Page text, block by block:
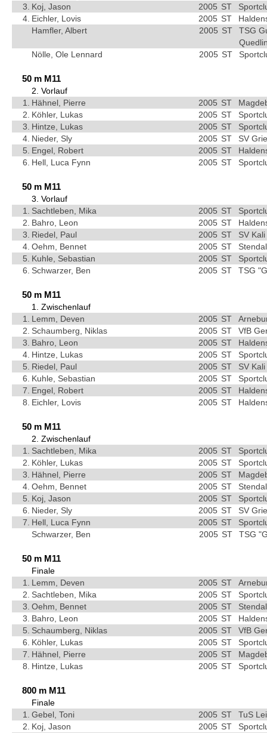
3. Koj, Jason 2005 ST
4. Eichler, Lovis 2005 ST
Hamfler, Albert
2005 ST
TSG
Nölle, Ole Lennard
2005 ST
50 m M11
2. Vorlauf
1.
Hähnel, Pierre 2005 ST
2. Köhler, Lukas 2005 ST
3. Hintze, Lukas 2005 ST
4. Nieder, Sly 2005 ST
SV
5. Engel, Robert 2005 ST
6. Hell, Luca Fynn 2005 ST
50 m M11
3. Vorlauf
1.
Sachtleben, Mika 2005 ST
2. Bahro, Leon 2005 ST
3. Riedel, Paul 2005 ST
SV
4. Oehm, Bennet 2005 ST
5. Kuhle, Sebastian 2005 ST
6. Schwarzer, Ben 2005 ST TSG
50 m M11
1. Zwischenlauf
1.
Lemm, Deven 2005 ST
2. Schaumberg, Niklas 2005 ST
VfB
3. Bahro, Leon 2005 ST
4. Hintze, Lukas 2005 ST
5. Riedel, Paul 2005 ST
SV
6. Kuhle, Sebastian 2005 ST
7. Engel, Robert 2005 ST
8. Eichler, Lovis 2005 ST
50 m M11
2. Zwischenlauf
1.
Sachtleben, Mika 2005 ST
2. Köhler, Lukas 2005 ST
3. Hähnel, Pierre 2005 ST
4. Oehm, Bennet 2005 ST
5. Koj, Jason 2005 ST
6. Nieder, Sly 2005 ST
SV
7. Hell, Luca Fynn 2005 ST
Schwarzer, Ben
2005 ST TSG
50 m M11
Finale
1.
Lemm, Deven 2005 ST
2. Sachtleben, Mika 2005 ST
3. Oehm, Bennet 2005 ST
3. Bahro, Leon 2005 ST
5. Schaumberg, Niklas 2005 ST
VfB
6. Köhler, Lukas 2005 ST
7. Hähnel, Pierre 2005 ST
8. Hintze, Lukas 2005 ST
800 m M11
Finale
1.
Gebel, Toni 2005 ST
TuS
2. Koj, Jason 2005 ST